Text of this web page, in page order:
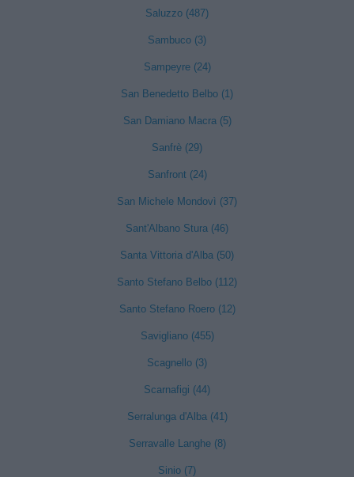
Saluzzo (487)
Sambuco (3)
Sampeyre (24)
San Benedetto Belbo (1)
San Damiano Macra (5)
Sanfrè (29)
Sanfront (24)
San Michele Mondovì (37)
Sant'Albano Stura (46)
Santa Vittoria d'Alba (50)
Santo Stefano Belbo (112)
Santo Stefano Roero (12)
Savigliano (455)
Scagnello (3)
Scarnafigi (44)
Serralunga d'Alba (41)
Serravalle Langhe (8)
Sinio (7)